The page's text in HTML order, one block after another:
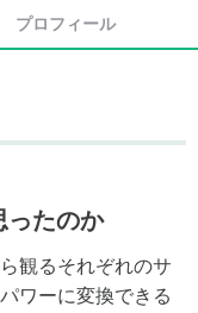
プロフィール
ったのか
観るそれぞれのサ
ワーに変換できる